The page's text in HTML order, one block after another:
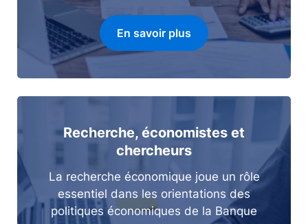
En savoir plus
Recherche, économistes et
chercheurs
La recherche économique joue un rôle
essentiel dans les orientations des
politiques économiques de la Banque